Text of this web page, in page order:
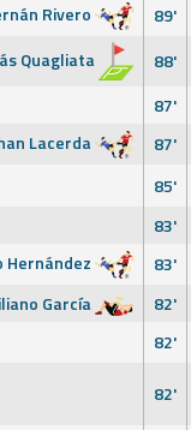
Rivero
89'
Quagliata
88'
87'
Lacerda
87'
85'
83'
Hernández
83'
García
82'
82'
82'